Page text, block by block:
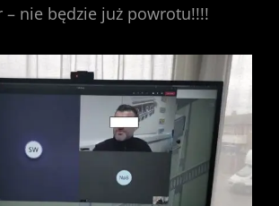
– nie będzie już powrotu!!!!